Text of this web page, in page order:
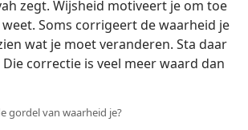
zegt. Wijsheid motiveert je om toe
Soms corrigeert de waarheid je
wat je moet veranderen. Sta daar
correctie is veel meer waard dan
gordel van waarheid je?